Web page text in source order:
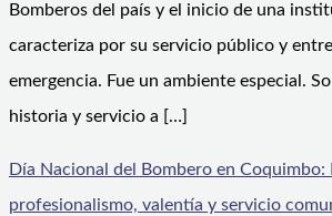
Bomberos del país y el inicio de una
caracteriza por su servicio público y
emergencia. Fue un ambiente especial.
historia y servicio a […]
Día Nacional del Bombero en Coquimbo:
profesionalismo, valentía y servicio